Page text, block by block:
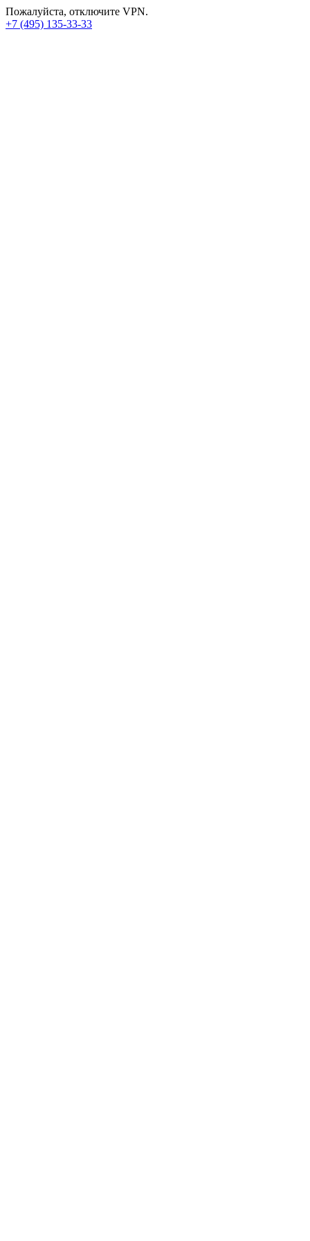
Пожалуйста, отключите VPN.
+7 (495) 135-33-33